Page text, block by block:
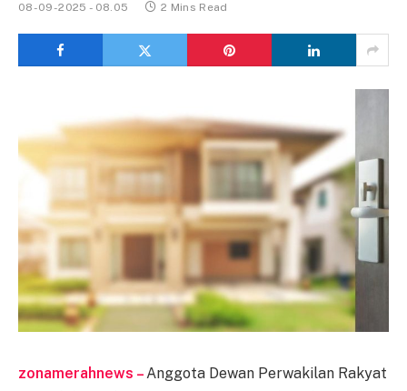
08-09-2025 - 08.05 2 Mins Read
zonamerahnews – Anggota Dewan Perwakilan Rakyat